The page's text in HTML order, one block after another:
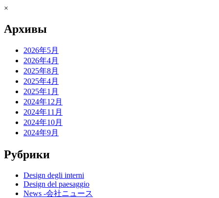
×
Архивы
2026年5月
2026年4月
2025年8月
2025年4月
2025年1月
2024年12月
2024年11月
2024年10月
2024年9月
Рубрики
Design degli interni
Design del paesaggio
News -会社ニュース